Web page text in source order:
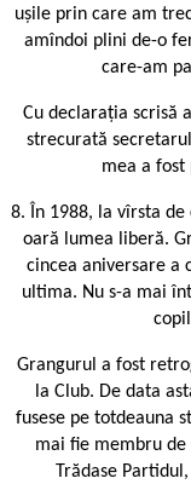
ușile prin care am
amîndoi plini de-o
care-am
Cu declarația scrisă
strecurată
mea a fost
8. În 1988, la vîrsta
oară lumea liberă.
cincea aniversare a
ultima. Nu s-a mai
Grangurul a fost
la Club. De data
fusese pe totdeauna
mai fie membru de
Trădase